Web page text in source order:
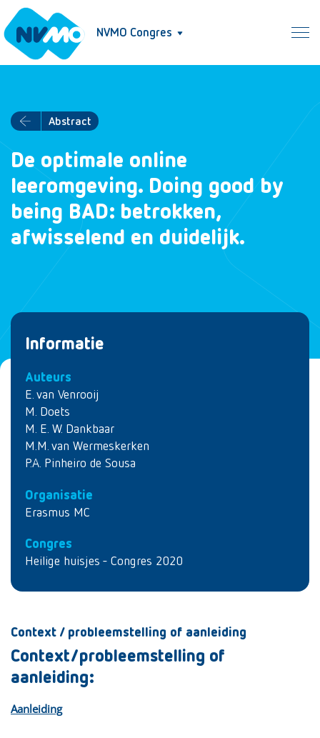
NVMO Congres
Abstract
De optimale online
leeromgeving. Doing good by
being BAD: betrokken,
afwisselend en duidelijk.
Informatie
Auteurs
E. van Venrooij
M. Doets
M. E. W. Dankbaar
M.M. van Wermeskerken
P.A. Pinheiro de Sousa
Organisatie
Erasmus MC
Congres
Heilige huisjes - Congres 2020
Context / probleemstelling of aanleiding
Context/probleemstelling of
aanleiding:
Aanleiding